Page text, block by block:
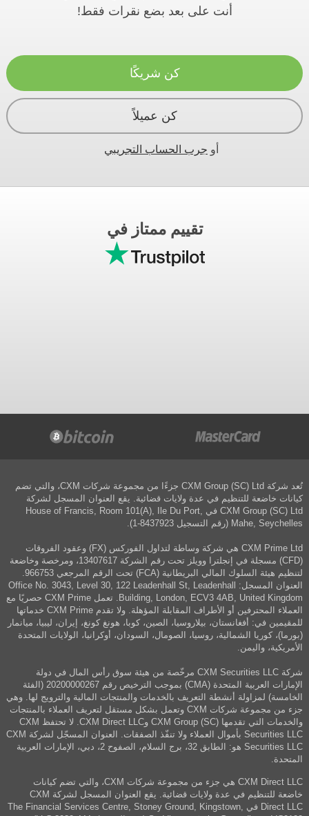
أنت على بعد بضع نقرات فقط!
كن شريكًا
كن عميلاً
أو جرب الحساب التجريبي
تقييم ممتاز في
تُعد شركة CXM Group (SC) Ltd جزءًا من مجموعة شركات CXM، والتي تضم
كيانات خاضعة للتنظيم في عدة ولايات قضائية. يقع العنوان المسجل لشركة
CXM Group (SC) Ltd في House of Francis, Room 101(A), Ile Du Port,
Mahe, Seychelles (رقم التسجيل 8437923-1).
CXM Prime Ltd هي شركة وساطة لتداول الفوركس (FX) وعقود الفروقات
(CFD) مسجلة في إنجلترا وويلز تحت رقم الشركة 13407617، ومرخصة وخاضعة
لتنظيم هيئة السلوك المالي البريطانية (FCA) تحت الرقم المرجعي 966753.
العنوان المسجل: Office No. 3043, Level 30, 122 Leadenhall St, Leadenhall
Building, London, ECV3 4AB, United Kingdom. تعمل CXM Prime حصريًا مع
العملاء المحترفين أو الأطراف المقابلة المؤهلة. ولا تقدم CXM Prime خدماتها
للمقيمين في: أفغانستان، بيلاروسيا، الصين، كوبا، هونغ كونغ، إيران، ليبيا، ميانمار
(بورما)، كوريا الشمالية، روسيا، الصومال، السودان، أوكرانيا، الولايات المتحدة
الأمريكية، واليمن.
شركة CXM Securities LLC مرخّصة من هيئة سوق رأس المال في دولة
الإمارات العربية المتحدة (CMA) بموجب الترخيص رقم 20200000267 (الفئة
الخامسة) لمزاولة أنشطة التعريف بالخدمات والمنتجات المالية والترويج لها. وهي
جزء من مجموعة شركات CXM وتعمل بشكل مستقل لتعريف العملاء بالمنتجات
والخدمات التي تقدمها CXM Group (SC) وCXM Direct LLC. لا تحتفظ CXM
Securities LLC بأموال العملاء ولا تنفّذ الصفقات. العنوان المسجّل لشركة CXM
Securities LLC هو: الطابق 32، برج السلام، الصفوح 2، دبي، الإمارات العربية
المتحدة.
CXM Direct LLC هي جزء من مجموعة شركات CXM، والتي تضم كيانات
خاضعة للتنظيم في عدة ولايات قضائية. يقع العنوان المسجل لشركة CXM
Direct LLC في The Financial Services Centre, Stoney Ground, Kingstown,